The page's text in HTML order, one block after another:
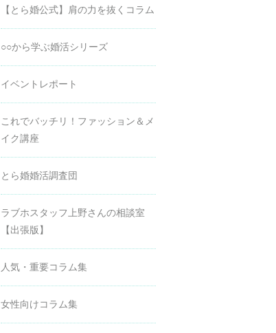
【とら婚公式】肩の力を抜くコラム
○○から学ぶ婚活シリーズ
イベントレポート
これでバッチリ！ファッション＆メ
イク講座
とら婚婚活調査団
ラブホスタッフ上野さんの相談室
【出張版】
人気・重要コラム集
女性向けコラム集